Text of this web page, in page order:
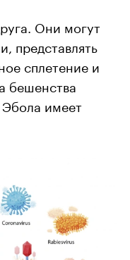
Они могут
представлять
сплетение и
бешенства
имеет